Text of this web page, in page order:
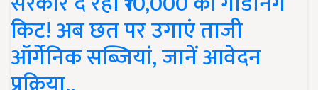
किट! अब छत पर उगाएं ताजी
ऑर्गेनिक सब्जियां, जानें आवेदन